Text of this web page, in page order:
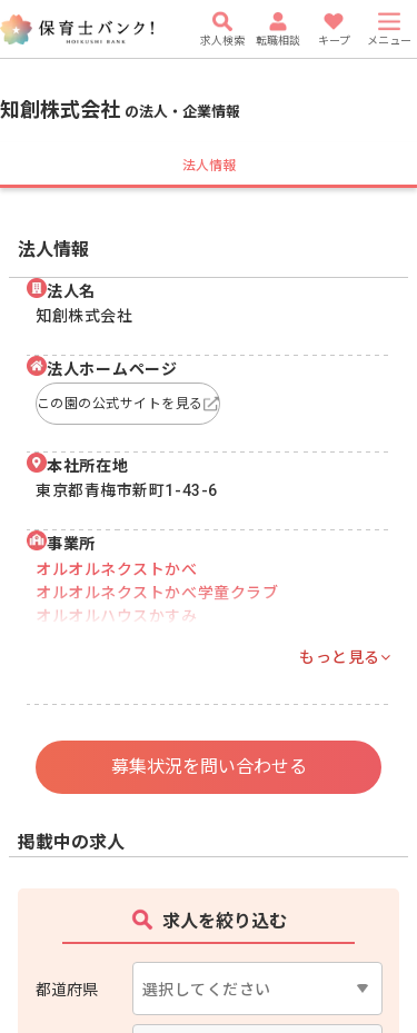
求人検索 転職相談 キープ メニュー
知創株式会社 の法人・企業情報
法人情報
法人情報
法人名
知創株式会社
法人ホームページ
この園の公式サイトを見る
本社所在地
東京都青梅市新町1-43-6
事業所
オルオルネクストかべ
オルオルネクストかべ学童クラブ
オルオルハウスかすみ
もっと見る
募集状況を問い合わせる
掲載中の求人
求人を絞り込む
都道府県